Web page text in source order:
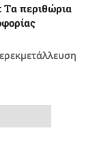
Tα περιθώρια